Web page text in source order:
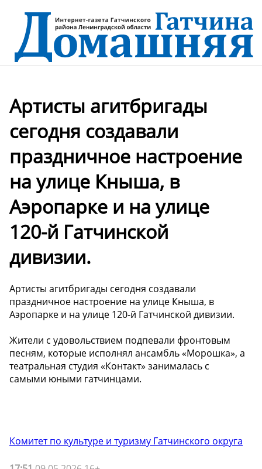
Артисты агитбригады
сегодня создавали
праздничное настроение
на улице Кныша, в
Аэропарке и на улице
120-й Гатчинской
дивизии.
Артисты агитбригады сегодня создавали
праздничное настроение на улице Кныша, в
Аэропарке и на улице 120-й Гатчинской дивизии.
Жители с удовольствием подпевали фронтовым
песням, которые исполнял ансамбль «Морошка», а
театральная студия «Контакт» занималась с
самыми юными гатчинцами.
Комитет по культуре и туризму Гатчинского округа